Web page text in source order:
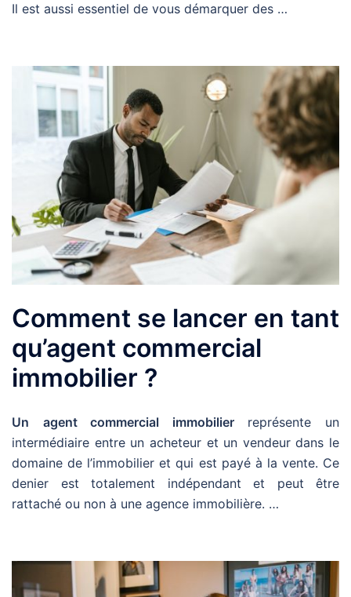
Il est aussi essentiel de vous démarquer des …
Comment se lancer en tant
qu’agent commercial
immobilier ?
Un agent commercial immobilierreprésente un
intermédiaire entre un acheteur et un vendeur dans le
domaine de l’immobilier et qui est payé à la vente. Ce
denier est totalement indépendant et peut être
rattaché ou non à une agence immobilière. …